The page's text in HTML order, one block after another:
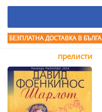
БЕЗПЛАТНА ДОСТАВКА В
прелисти